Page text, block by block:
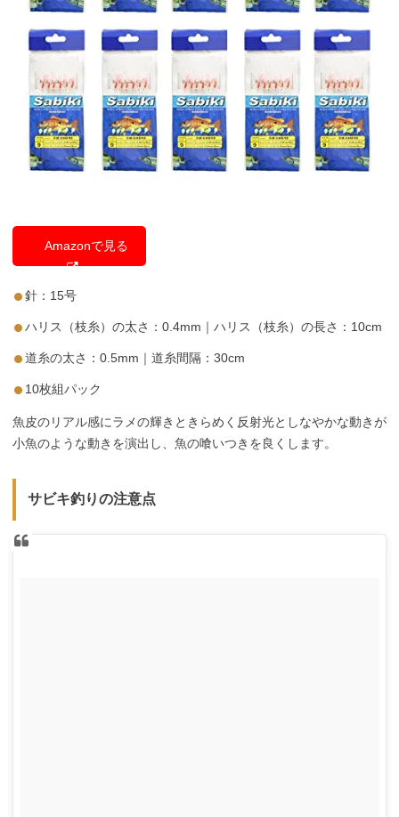
Amazonで見る
針：15号
ハリス（枝糸）の太さ：0.4mm｜ハリス（枝糸）の長さ：10cm
道糸の太さ：0.5mm｜道糸間隔：30cm
10枚組パック
魚皮のリアル感にラメの輝きときらめく反射光としなやかな動きが
小魚のような動きを演出し、魚の喰いつきを良くします。
サビキ釣りの注意点